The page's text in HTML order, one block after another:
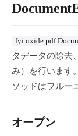
タデータの除去
み）を行います。
ソッドはフルー
オープン